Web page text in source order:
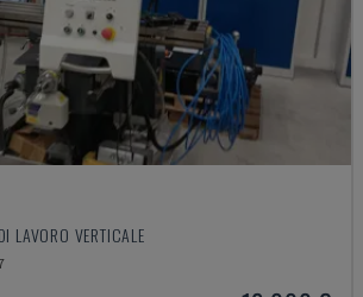
LAVORO VERTICALE